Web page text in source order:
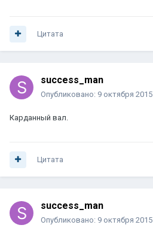
Цитата
success_man
Опубликовано: 9 октября 2015
Карданный вал.
Цитата
success_man
Опубликовано: 9 октября 2015